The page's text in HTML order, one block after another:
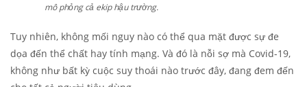
mô phỏng cả ekip hậu trường.
Tuy nhiên, không mối nguy nào có thể qua mặt được sự đe
dọa đến thể chất hay tính mạng. Và đó là nỗi sợ mà Covid-19,
không như bất kỳ cuộc suy thoái nào trước đây, đang đem đến